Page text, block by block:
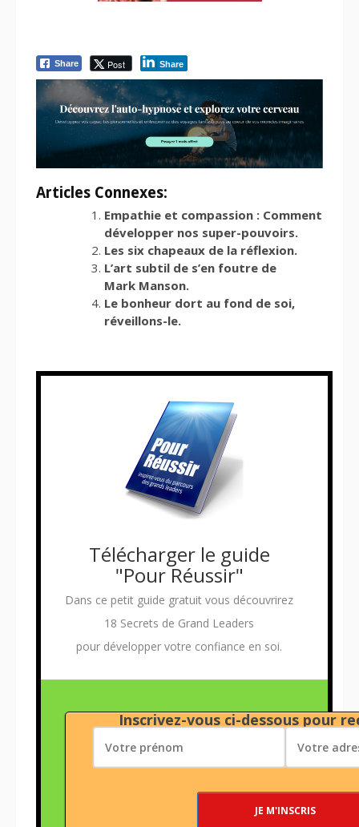
Share Post Share
Articles Connexes:
Empathie et compassion : Comment
développer nos super-pouvoirs.
Les six chapeaux de la réflexion.
L’art subtil de s’en foutre de
Mark Manson.
Le bonheur dort au fond de soi,
réveillons-le.
Télécharger le guide
"Pour Réussir"
Dans ce petit guide gratuit vous découvrirez
18 Secrets de Grand Leaders
pour développer votre confiance en soi.
Inscrivez-vous ci-dessous pour